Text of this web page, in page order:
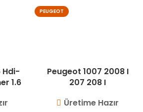
Hdi-
1.6
PEUGEOT
Peugeot 1007 2008 I
207 208 I
Üretime Hazır